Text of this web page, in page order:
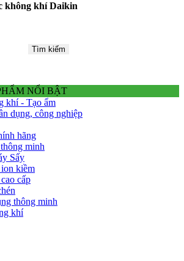
không khí Daikin
Tìm kiếm
NỔI BẬT
khí - Tạo ẩm
dụng, công nghiệp
hãng
minh
Sấy
kiềm
cấp
thông minh
khí